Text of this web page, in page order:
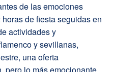
de las emociones
de fiesta seguidas en
actividades y
y sevillanas,
una oferta
pero lo más emocionante